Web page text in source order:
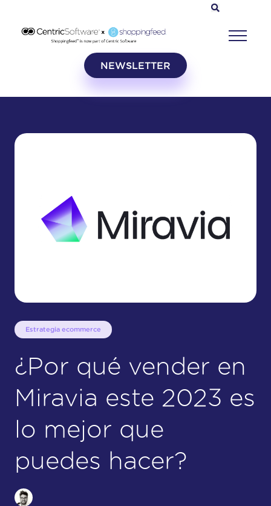
NEWSLETTER
Estrategia ecommerce
¿Por qué vender en
Miravia este 2023 es
lo mejor que
puedes hacer?